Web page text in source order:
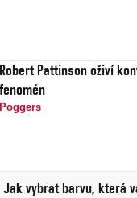
Robert Pattinson oživí
fenomén
Poggers
Jak vybrat barvu, která